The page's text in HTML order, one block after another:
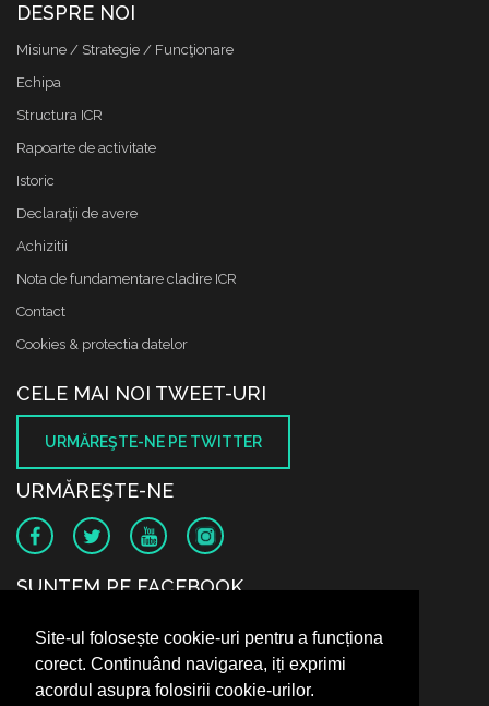
Site-ul folosește cookie-uri pentru a funcționa
corect. Continuând navigarea, iți exprimi
acordul asupra folosirii cookie-urilor.
DESPRE NOI
Misiune / Strategie / Funcţionare
Echipa
Structura ICR
Rapoarte de activitate
Istoric
Declaraţii de avere
Achizitii
Nota de fundamentare cladire ICR
Contact
Cookies & protectia datelor
CELE MAI NOI TWEET-URI
URMĂREŞTE-NE PE TWITTER
URMĂREŞTE-NE
SUNTEM PE FACEBOOK